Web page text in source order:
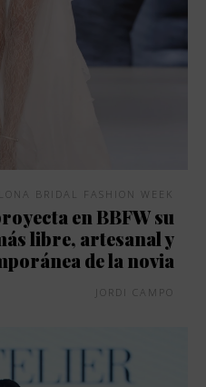
BRIDAL FASHION WEEK
en BBFW su
libre, artesanal y
de la novia
JORDI CAMPO